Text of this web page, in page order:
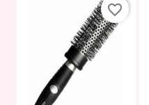
favorite_border